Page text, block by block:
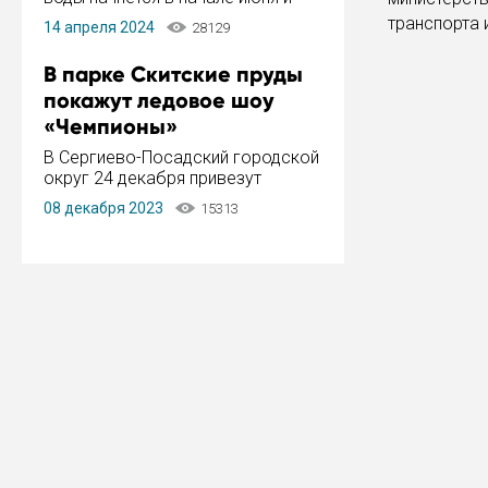
завершится в конце августа.
Период отключения составит не
14 апреля 2024 28129
В парке Скитские пруды
покажут ледовое шоу
«Чемпионы»
В Сергиево-Посадский городской
округ 24 декабря привезут
ледовый тур «Чемпионы»
заслуженного мастера спорта,
08 декабря 2023 15313
транспорта